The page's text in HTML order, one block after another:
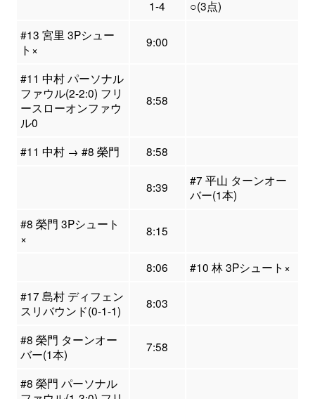
1-4
○(3点)
#13 宮里 3Pシュー
ト×
9:00
#11 中村 パーソナル
ファウル(2-2:0) フリ
ースローオンファウ
ル0
8:58
#11 中村 → #8 榮門 8:58
8:39
#7 平山 ターンオー
バー(1本)
#8 榮門 3Pシュート
×
8:15
8:06
#10 林 3Pシュート×
#17 島村 ディフェン
スリバウンド(0-1-1)
8:03
#8 榮門 ターンオー
バー(1本)
7:58
#8 榮門 パーソナル